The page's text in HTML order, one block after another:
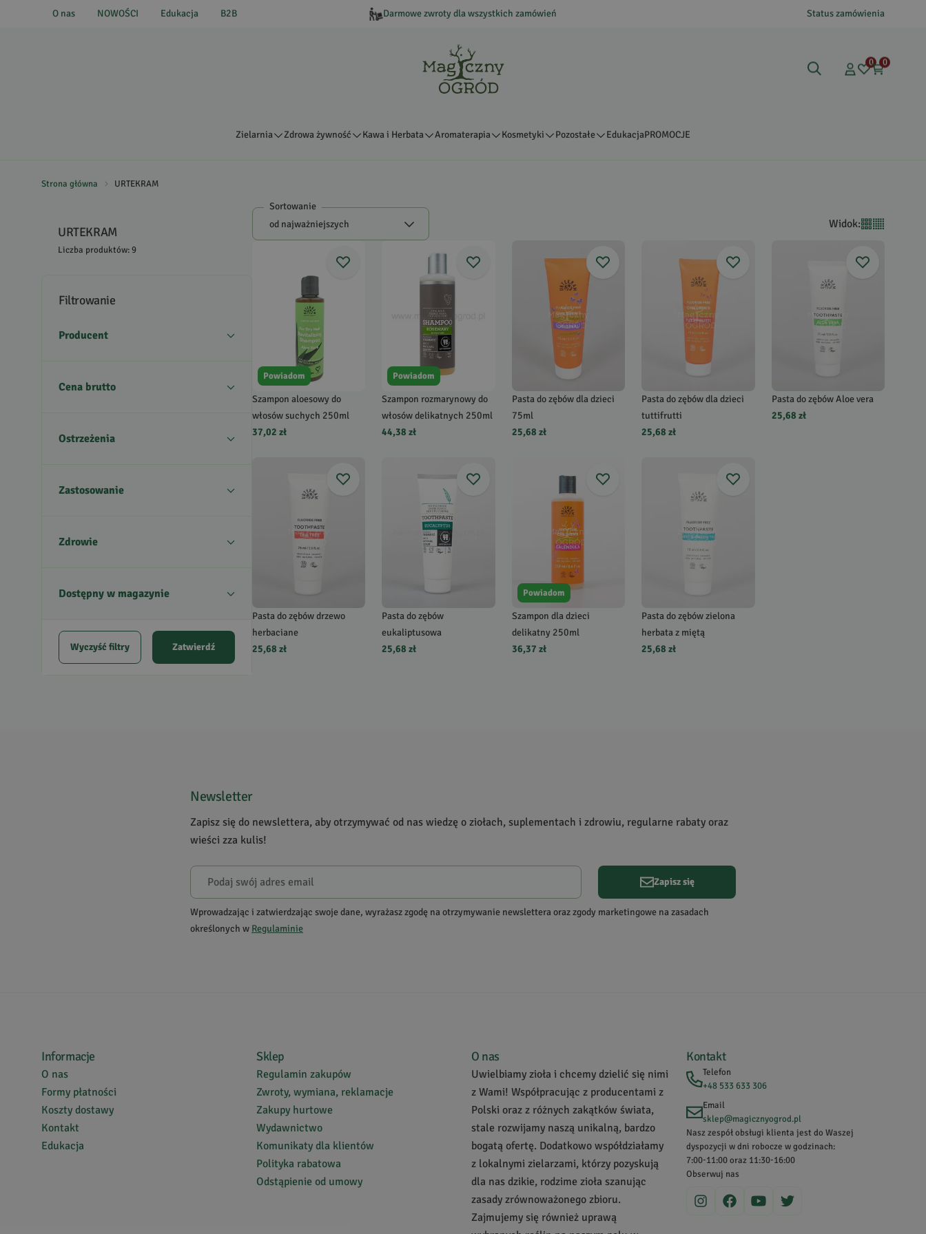
O nas NOWOŚCI Edukacja B2B Darmowe zwroty dla wszystkich zamówień Status zamówienia
0 0
Zielarnia Zdrowa żywność Kawa i Herbata Aromaterapia Kosmetyki Pozostałe EdukacjaPROMOCJE
Strona główna URTEKRAM
URTEKRAM
Liczba produktów: 9
Filtrowanie
Producent
Cena brutto
Ostrzeżenia
Zastosowanie
Zdrowie
Dostępny w magazynie
Wyczyść filtry Zatwierdź
Sortowanie
Widok:
Powiadom
Szampon aloesowy do
włosów suchych 250ml
37,02 zł
Powiadom
Szampon rozmarynowy do
włosów delikatnych 250ml
44,38 zł
Pasta do zębów dla dzieci
75ml
25,68 zł
Pasta do zębów dla dzieci
tuttifrutti
25,68 zł
Pasta do zębów Aloe vera
25,68 zł
Pasta do zębów drzewo
herbaciane
25,68 zł
Pasta do zębów
eukaliptusowa
25,68 zł
Powiadom
Szampon dla dzieci
delikatny 250ml
36,37 zł
Pasta do zębów zielona
herbata z miętą
25,68 zł
Newsletter
Zapisz się do newslettera, aby otrzymywać od nas wiedzę o ziołach, suplementach i zdrowiu, regularne rabaty oraz
wieści zza kulis!
Zapisz się
Wprowadzając i zatwierdzając swoje dane, wyrażasz zgodę na otrzymywanie newslettera oraz zgody marketingowe na zasadach
określonych w Regulaminie
Informacje
O nas
Formy płatności
Koszty dostawy
Kontakt
Edukacja
Sklep
Regulamin zakupów
Zwroty, wymiana, reklamacje
Zakupy hurtowe
Wydawnictwo
Komunikaty dla klientów
Polityka rabatowa
Odstąpienie od umowy
O nas
Uwielbiamy zioła i chcemy dzielić się nimi
z Wami! Współpracując z producentami z
Polski oraz z różnych zakątków świata,
stale rozwijamy naszą unikalną, bardzo
bogatą ofertę. Dodatkowo współdziałamy
z lokalnymi zielarzami, którzy pozyskują
dla nas dzikie, rodzime zioła szanując
zasady zrównoważonego zbioru.
Zajmujemy się również uprawą
Kontakt
Telefon
+48 533 633 306
Email
sklep@magicznyogrod.pl
Nasz zespół obsługi klienta jest do Waszej
dyspozycji w dni robocze w godzinach:
7:00-11:00 oraz 11:30-16:00
Obserwuj nas